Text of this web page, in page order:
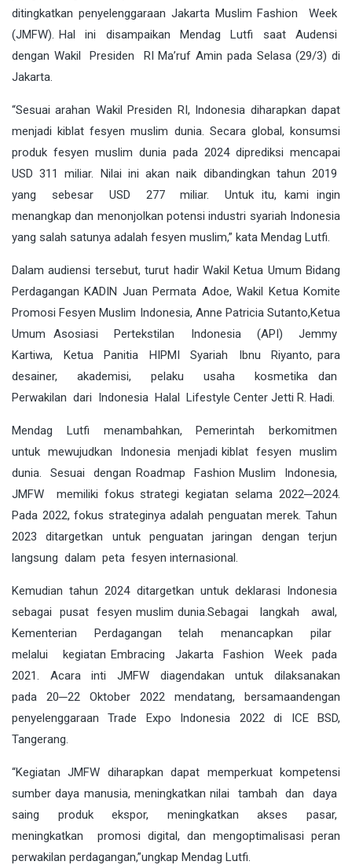
ditingkatkan penyelenggaraan Jakarta Muslim Fashion Week
(JMFW). Hal ini disampaikan Mendag Lutfi saat Audensi
dengan Wakil Presiden RI Ma’ruf Amin pada Selasa (29/3) di
Jakarta.
“Sesuai arahan Wakil Presiden RI, Indonesia diharapkan dapat
menjadi kiblat fesyen muslim dunia. Secara global, konsumsi
produk fesyen muslim dunia pada 2024 diprediksi mencapai
USD 311 miliar. Nilai ini akan naik dibandingkan tahun 2019
yang sebesar USD 277 miliar. Untuk itu, kami ingin
menangkap dan menonjolkan potensi industri syariah Indonesia
yang salah satunya adalah fesyen muslim,” kata Mendag Lutfi.
Dalam audiensi tersebut, turut hadir Wakil Ketua Umum Bidang
Perdagangan KADIN Juan Permata Adoe, Wakil Ketua Komite
Promosi Fesyen Muslim Indonesia, Anne Patricia Sutanto,Ketua
Umum Asosiasi Pertekstilan Indonesia (API) Jemmy
Kartiwa, Ketua Panitia HIPMI Syariah Ibnu Riyanto, para
desainer, akademisi, pelaku usaha kosmetika dan
Perwakilan dari Indonesia Halal Lifestyle Center Jetti R. Hadi.
Mendag Lutfi menambahkan, Pemerintah berkomitmen
untuk mewujudkan Indonesia menjadi kiblat fesyen muslim
dunia. Sesuai dengan Roadmap Fashion Muslim Indonesia,
JMFW memiliki fokus strategi kegiatan selama 2022─2024.
Pada 2022, fokus strateginya adalah penguatan merek. Tahun
2023 ditargetkan untuk penguatan jaringan dengan terjun
langsung dalam peta fesyen internasional.
Kemudian tahun 2024 ditargetkan untuk deklarasi Indonesia
sebagai pusat fesyen muslim dunia.Sebagai langkah awal,
Kementerian Perdagangan telah menancapkan pilar
melalui kegiatan Embracing Jakarta Fashion Week pada
2021. Acara inti JMFW diagendakan untuk dilaksanakan
pada 20─22 Oktober 2022 mendatang, bersamaandengan
penyelenggaraan Trade Expo Indonesia 2022 di ICE BSD,
Tangerang.
“Kegiatan JMFW diharapkan dapat memperkuat kompetensi
sumber daya manusia, meningkatkan nilai tambah dan daya
saing produk ekspor, meningkatkan akses pasar,
meningkatkan promosi digital, dan mengoptimalisasi peran
perwakilan perdagangan,”ungkap Mendag Lutfi.